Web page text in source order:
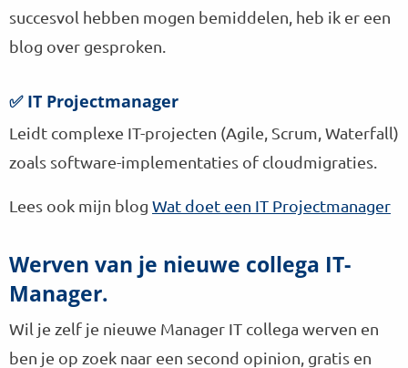
succesvol hebben mogen bemiddelen, heb ik er een
blog over gesproken.
✅ IT Projectmanager
Leidt complexe IT-projecten (Agile, Scrum, Waterfall)
zoals software-implementaties of cloudmigraties.
Lees ook mijn blog Wat doet een IT Projectmanager
Werven van je nieuwe collega IT-
Manager.
Wil je zelf je nieuwe Manager IT collega werven en
ben je op zoek naar een second opinion, gratis en